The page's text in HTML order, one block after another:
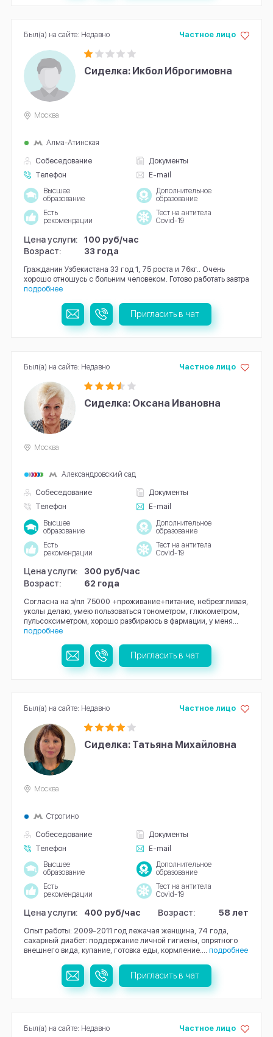
Сиделка: Икбол Иброгимовна
Собеседование
Документы
Телефон
E-mail
Частное лицо
Москва
Алма-Атинская
Высшее
образование
Дополнительное
образование
Есть
рекомендации
Тест на антитела
Covid-19
Цена услуги:
100 руб/час
Возраст:
33 года
Гражданин Узбекистана 33 год 1, 75 роста и 76кг.. Очень
хорошо отношусь с больним человеком. Готово работать завтра
подробнее
Был(а) на сайте: Недавно
Пригласить в чат
Сиделка: Оксана Ивановна
Собеседование
Документы
Телефон
E-mail
Частное лицо
Москва
Александровский сад
Высшее
образование
Дополнительное
образование
Есть
рекомендации
Тест на антитела
Covid-19
Цена услуги:
300 руб/час
Возраст:
62 года
Согласна на з/пл 75000 +проживание+питание, небрезгливая,
уколы делаю, умею пользоваться тонометром, глюкометром,
пульсоксиметром, хорошо разбираюсь в фармации, у меня...
подробнее
Был(а) на сайте: Недавно
Пригласить в чат
Сиделка: Татьяна Михайловна
Собеседование
Документы
Телефон
E-mail
Частное лицо
Москва
Строгино
Высшее
образование
Дополнительное
образование
Есть
рекомендации
Тест на антитела
Covid-19
Цена услуги: 400 руб/час Возраст: 58 лет
Опыт работы: 2009-2011 год лежачая женщина, 74 года,
сахарный диабет: поддержание личной гигиены, опрятного
внешнего вида, купание, готовка еды, кормление.... подробнее
Был(а) на сайте: Недавно
Пригласить в чат
Частное лицо
Был(а) на сайте: Недавно